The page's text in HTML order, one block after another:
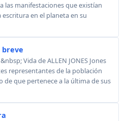
las manifestaciones que existían
en el planeta en su
breve
Vida de ALLEN JONES Jones
representantes de la población
de que pertenece a la última de sus